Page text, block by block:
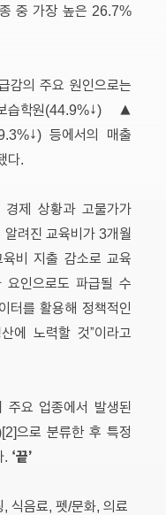
중 가장 높은 26.7%
감의 주요 원인으로는
학원(44.9%↓) ▲
등에서의 매출
다.
제 상황과 고물가가
려진 교육비가 3개월
육비 지출 감소로 교육
요인으로도 파급될 수
터를 활용해 정책적인
에 노력할 것”이라고
주요 업종에서 발생된
으로 분류한 후 특정
‘끝’
식음료, 펫/문화, 의료